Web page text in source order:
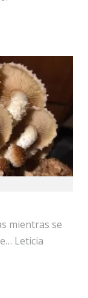
mientras se
Leticia